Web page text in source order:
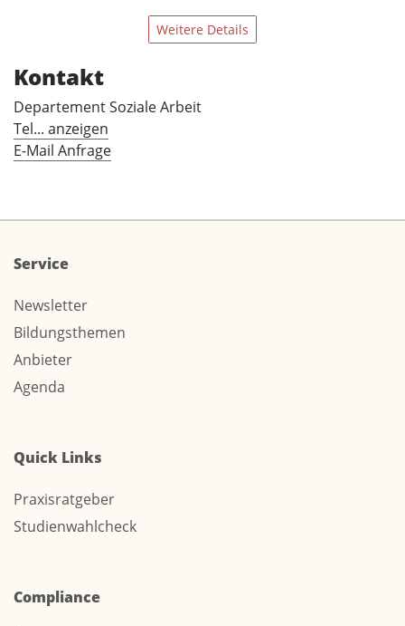
Weitere Details
Kontakt
Departement Soziale Arbeit
Tel... anzeigen
E-Mail Anfrage
Service
Newsletter
Bildungsthemen
Anbieter
Agenda
Quick Links
Praxisratgeber
Studienwahlcheck
Compliance